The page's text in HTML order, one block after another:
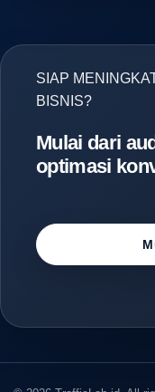
SIAP
BISNIS?
Mulai dari
optimasi